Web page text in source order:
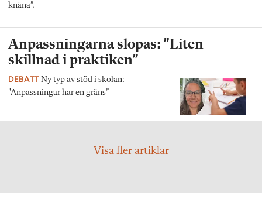
knäna”.
Anpassningarna slopas: ”Liten
skillnad i praktiken”
DEBATT Ny typ av stöd i skolan:
"Anpassningar har en gräns”
Visa fler artiklar